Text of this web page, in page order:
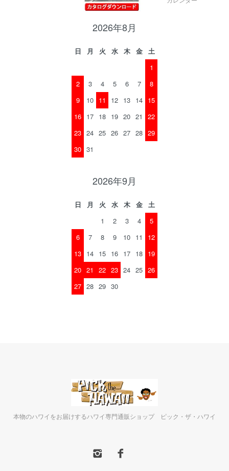
2026年8月
日 月 火 水 木 金
土
1
2
3 4 5 6 7
8
9
10 11 12 13 14 15
16 17 18 19 20 21
22
23 24 25 26 27 28 29
30 31
2026年9月
日 月 火 水 木 金
土
1
2 3 4
5
6
7 8 9 10 11
12
13 14 15 16 17 18 19
20 21 22 23 24 25 26
27 28 29 30
本物のハワイをお届けするハワイ専門通販ショップ ピック・ザ・ハワイ